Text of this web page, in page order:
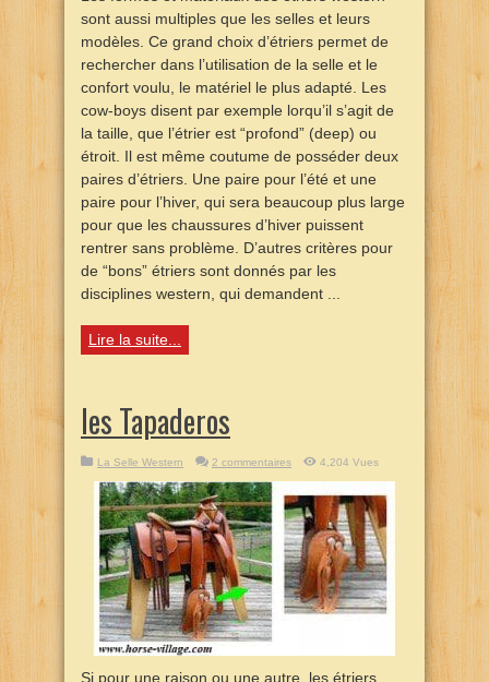
sont aussi multiples que les selles et leurs
modèles. Ce grand choix d’étriers permet de
rechercher dans l’utilisation de la selle et le
confort voulu, le matériel le plus adapté. Les
cow-boys disent par exemple lorqu’il s’agit de
la taille, que l’étrier est “profond” (deep) ou
étroit. Il est même coutume de posséder deux
paires d’étriers. Une paire pour l’été et une
paire pour l’hiver, qui sera beaucoup plus large
pour que les chaussures d’hiver puissent
rentrer sans problème. D’autres critères pour
de “bons” étriers sont donnés par les
disciplines western, qui demandent ...
Lire la suite...
les Tapaderos
La Selle Western 2 commentaires 4,204 Vues
Si pour une raison ou une autre, les étriers